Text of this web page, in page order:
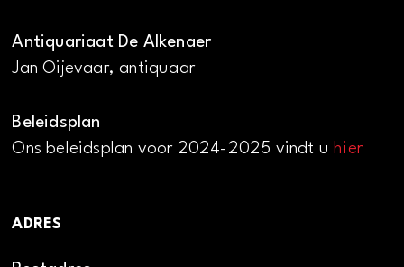
Antiquariaat De Alkenaer
Jan Oijevaar, antiquaar
Beleidsplan
Ons beleidsplan voor 2024-2025 vindt uhier
ADRES